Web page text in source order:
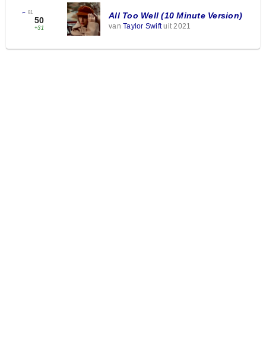
← 81
50
+31
All Too Well (10 Minute Version)
van Taylor Swiftuit 2021